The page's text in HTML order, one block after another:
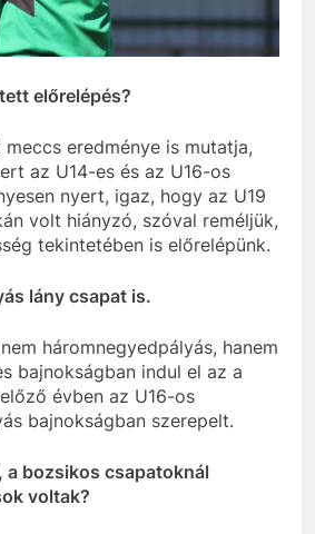
előrelépés?
eredménye is mutatja,
az U14-es és az U16-os
nyert, igaz, hogy az U19
volt hiányzó, szóval reméljük,
tekintetében is előrelépünk.
lány csapat is.
háromnegyedpályás, hanem
bajnokságban indul el az a
évben az U16-os
bajnokságban szerepelt.
a bozsikos csapatoknál
voltak?